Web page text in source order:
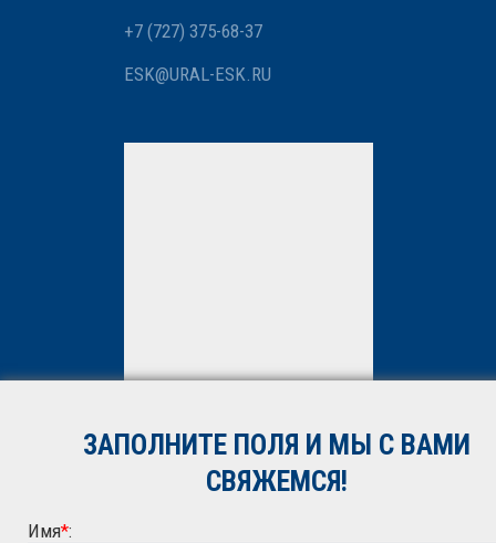
+7 (727) 375-68-37
ESK@URAL-ESK.RU
обработку персональных
обработке данных вПолитике
*
ЗАПОЛНИТЕ ПОЛЯ И МЫ С ВАМИ
СВЯЖЕМСЯ!
Имя*: